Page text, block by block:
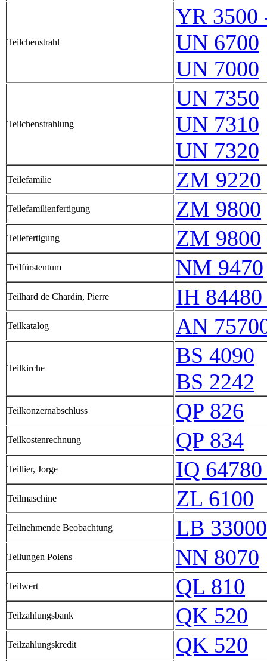
Teilchenstrahl
YR 3500
UN 6700
UN 7000
Teilchenstrahlung
UN 7350
UN 7310
UN 7320
Teilefamilie ZM 9220
Teilefamilienfertigung ZM 9800
Teilefertigung ZM 9800
Teilfürstentum NM 9470
Teilhard de Chardin, Pierre IH
Teilkatalog AN
Teilkirche
BS 4090
BS 2242
Teilkonzernabschluss QP 826
Teilkostenrechnung QP 834
Teillier, Jorge IQ
Teilmaschine ZL 6100
Teilnehmende Beobachtung LB 33000
Teilungen Polens NN 8070
Teilwert QL 810
Teilzahlungsbank QK 520
Teilzahlungskredit QK 520